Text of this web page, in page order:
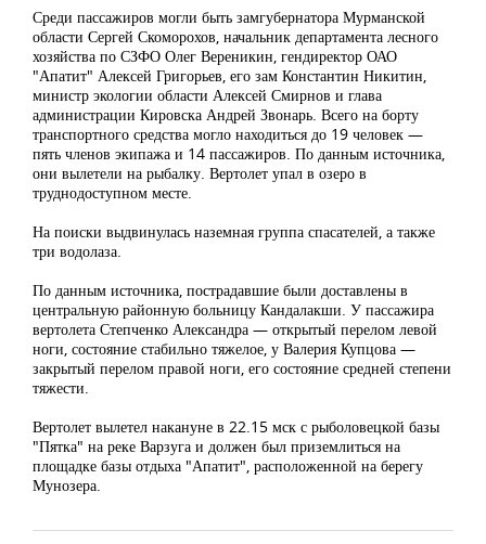
Среди пассажиров могли быть замгубернатора Мурманской
области Сергей Скоморохов, начальник департамента лесного
хозяйства по СЗФО Олег Вереникин, гендиректор ОАО
"Апатит" Алексей Григорьев, его зам Константин Никитин,
министр экологии области Алексей Смирнов и глава
администрации Кировска Андрей Звонарь. Всего на борту
транспортного средства могло находиться до 19 человек —
пять членов экипажа и 14 пассажиров. По данным источника,
они вылетели на рыбалку. Вертолет упал в озеро в
труднодоступном месте.
На поиски выдвинулась наземная группа спасателей, а также
три водолаза.
По данным источника, пострадавшие были доставлены в
центральную районную больницу Кандалакши. У пассажира
вертолета Степченко Александра — открытый перелом левой
ноги, состояние стабильно тяжелое, у Валерия Купцова —
закрытый перелом правой ноги, его состояние средней степени
тяжести.
Вертолет вылетел накануне в 22.15 мск с рыболовецкой базы
"Пятка" на реке Варзуга и должен был приземлиться на
площадке базы отдыха "Апатит", расположенной на берегу
Мунозера.